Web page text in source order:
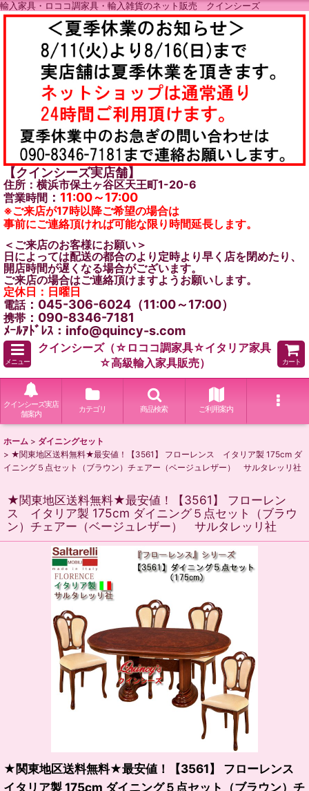
輸入家具・ロココ調家具・輸入雑貨のネット販売 クインシーズ
【クインシーズ実店舗】
住所：横浜市保土ヶ谷区天王町1-20-6
営業時間 ： 11:00～17:00
※ご来店が17時以降ご希望の場合は
事前にご連絡頂ければ可能な限り時間延長します。
＜ご来店のお客様にお願い＞
日によっては配送の都合のより定時より早く店を閉めたり、
開店時間が遅くなる場合がございます。
ご来店の場合はご連絡頂けますようお願いします。
定休日：日曜日
電話：045-306-6024（11:00～17:00）
携帯 ：090-8346-7181
ﾒｰﾙｱﾄﾞﾚｽ：info@quincy-s.com
メニュー
クインシーズ（☆ロココ調家具☆イタリア家具
☆高級輸入家具販売）
カート
クインシーズ実店
舗案内
カテゴリ 商品検索 ご利用案内
ホーム > ダイニングセット
> ★関東地区送料無料★最安値！【3561】 フローレンス イタリア製 175cm ダ
イニング５点セット（ブラウン）チェアー（ベージュレザー） サルタレッリ社
★関東地区送料無料★最安値！【3561】 フローレン
ス イタリア製 175cm ダイニング５点セット（ブラウ
ン）チェアー（ベージュレザー） サルタレッリ社
★関東地区送料無料★最安値！【3561】 フローレンス
イタリア製 175cm ダイニング５点セット（ブラウン）チ